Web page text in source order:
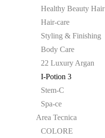
Healthy Beauty Hair
Hair-care
Styling & Finishing
Body Care
22 Luxury Argan
I-Potion 3
Stem-C
Spa-ce
Area Tecnica
COLORE